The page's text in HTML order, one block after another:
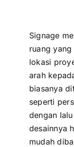
Signage
ruang
lokasi
arah
biasanya
seperti
dengan
desainnya
mudah